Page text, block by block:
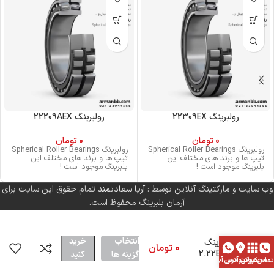
رولبرینگ 22309EX
0 تومان
رولبرینگ Spherical Roller Bearings
تیپ ها و برند های مختلف این
بلبرینگ موجود است !
رولبرینگ 22209AEX
0 تومان
رولبرینگ Spherical Roller Bearings
تیپ ها و برند های مختلف این
بلبرینگ موجود است !
وب سایت و مارکتینگ آنلاین توسط :آریا سعادتمندتمام حقوق این سایت برای
آرمان بلبرینگ محفوظ است.
رولبرینگ
2.22E+06
0 تومان
انتخاب
گزینه ها
خرید
کنید
تماس
محصولات
کروکی آدرس
واتس آپ